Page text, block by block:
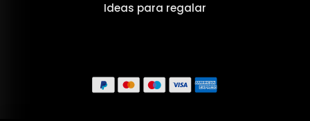
Ideas para regalar